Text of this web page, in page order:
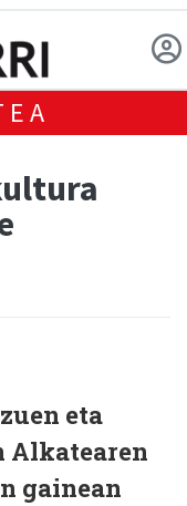
eta
Alkatearen
gainean